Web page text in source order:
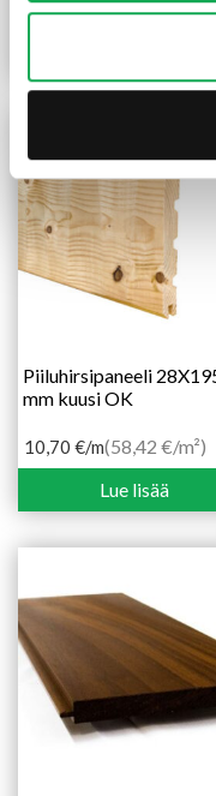
Alk.96,00€
-
/pkt
Piiluhirsipaneeli
mm kuusi OK
10,70 €/m(58,42 €/m²)
Lue lisää